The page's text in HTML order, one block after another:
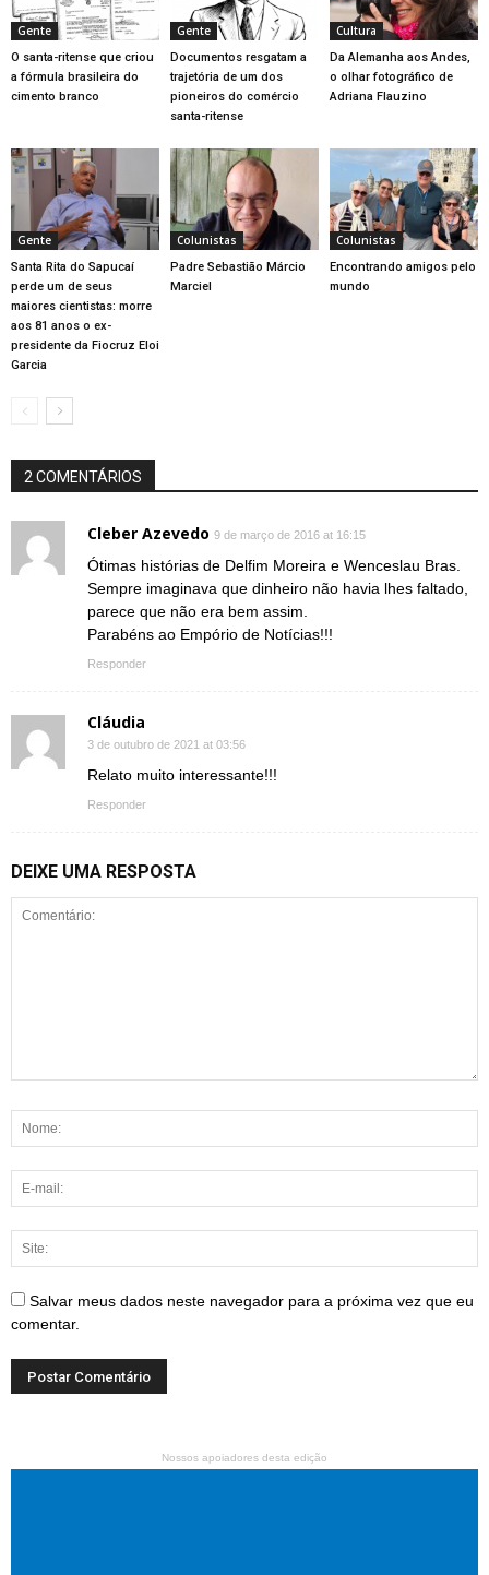
Gente
O santa-ritense que criou
a fórmula brasileira do
cimento branco
Gente
Documentos resgatam a
trajetória de um dos
pioneiros do comércio
santa-ritense
Cultura
Da Alemanha aos Andes,
o olhar fotográfico de
Adriana Flauzino
Gente
Santa Rita do Sapucaí
perde um de seus
maiores cientistas: morre
aos 81 anos o ex-
presidente da Fiocruz Eloi
Garcia
Colunistas
Padre Sebastião Márcio
Marciel
Colunistas
Encontrando amigos pelo
mundo
2 COMENTÁRIOS
Cleber Azevedo 9 de março de 2016 at 16:15
Ótimas histórias de Delfim Moreira e Wenceslau Bras.
Sempre imaginava que dinheiro não havia lhes faltado,
parece que não era bem assim.
Parabéns ao Empório de Notícias!!!
Responder
Cláudia
3 de outubro de 2021 at 03:56
Relato muito interessante!!!
Responder
DEIXE UMA RESPOSTA
Salvar meus dados neste navegador para a próxima vez que eu
comentar.
Nossos apoiadores desta edição